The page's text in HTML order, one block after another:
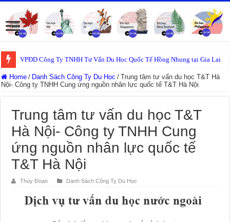
VPĐD Công Ty TNHH Tư Vấn Du Học Quốc Tế Hồng Nhung tại Gia Lai
Home / Danh Sách Công Ty Du Học / Trung tâm tư vấn du học T&T Hà
Nội- Công ty TNHH Cung ứng nguồn nhân lực quốc tế T&T Hà Nội
Trung tâm tư vấn du học T&T
Hà Nội- Công ty TNHH Cung
ứng nguồn nhân lực quốc tế
T&T Hà Nội
Thúy Đoan Danh Sách Công Ty Du Học